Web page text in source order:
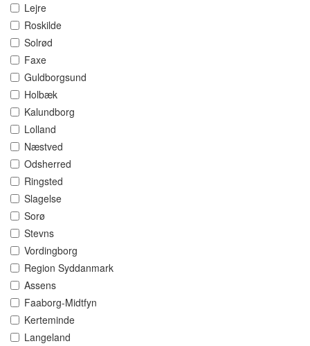
Lejre
Roskilde
Solrød
Faxe
Guldborgsund
Holbæk
Kalundborg
Lolland
Næstved
Odsherred
Ringsted
Slagelse
Sorø
Stevns
Vordingborg
Region Syddanmark
Assens
Faaborg-Midtfyn
Kerteminde
Langeland